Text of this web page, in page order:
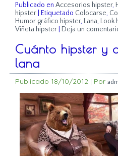
Publicado en Accesorios hipster,
hipster
Etiquetado Colocarse,
Humor gráfico hipster, Lana, Look
Viñeta hipster
Deja un
Cuánto hipster y
lana
Publicado 18/10/2012 | Por